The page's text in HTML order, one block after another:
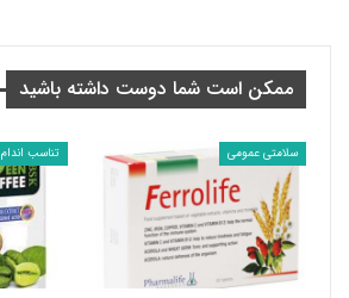
ممکن است شما دوست داشته باشید
سلامتی عمومی تناسب اندام